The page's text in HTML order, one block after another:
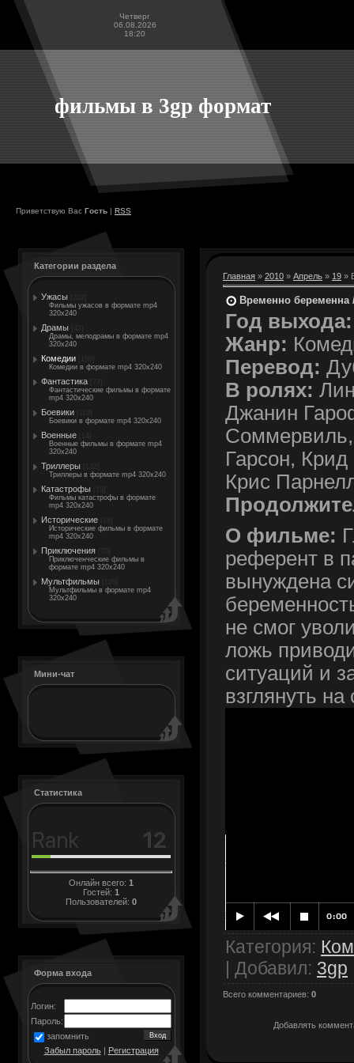
Четверг
06.08.2026
18:20
фильмы в 3gp формат
Приветствую Вас Гость | RSS
Категории раздела
Ужасы
Фильмы ужасов в формате mp4
320x240
Драмы
Драмы, мелодрамы в формате mp4
320x240
Комедии
Комедии в формате mp4 320x240
Фантастика
Фантастические фильмы в формате
mp4 320x240
Боевики
Боевики в формате mp4 320x240
Военные
Военные фильмы в формате mp4
320x240
Триллеры
Триллеры в формате mp4 320x240
Катастрофы
Фильмы катастрофы в формате
mp4 320x240
Исторические
Исторические фильмы в формате
mp4 320x240
Приключения
Приключенческие фильмы в
формате mp4 320x240
Мультфильмы
Мультфильмы в формате mp4
320x240
Мини-чат
Статистика
Онлайн всего: 1
Гостей: 1
Пользователей: 0
Форма входа
Логин:
Пароль:
запомнить
Забыл пароль| Регистрация
Главная » 2010 » Апрель » 19 »
Временно беременна
Год выхода:
Жанр:
Перевод:
В ролях:
Джанин
Гарсон,
Крис
О фильме:
референт в
вынуждена
не смог
ложь
ситуаций и
взглянуть
Категория:
| Добавил: 3gp
Всего комментариев: 0
Добавлять